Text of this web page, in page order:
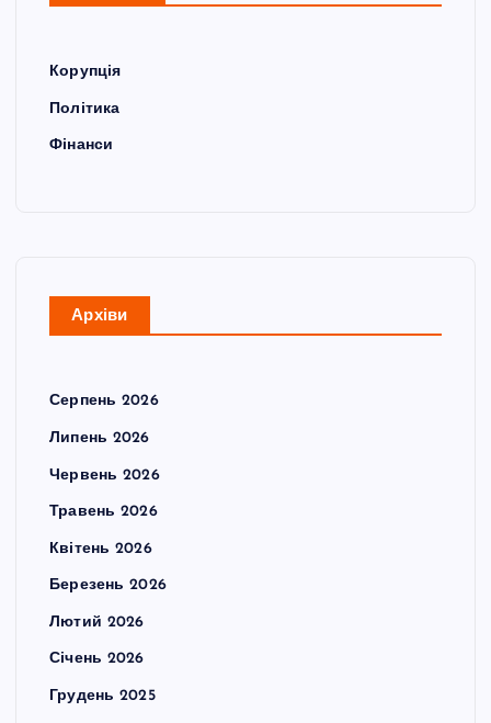
Корупція
Політика
Фінанси
Архіви
Серпень 2026
Липень 2026
Червень 2026
Травень 2026
Квітень 2026
Березень 2026
Лютий 2026
Січень 2026
Грудень 2025